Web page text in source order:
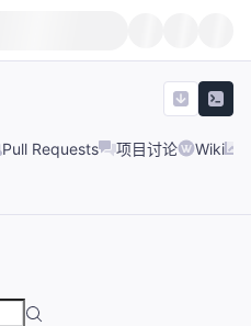
Pull Requests 项目讨论 Wiki